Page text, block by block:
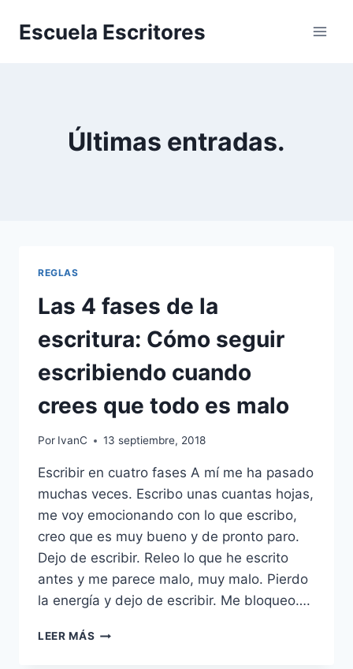
Escuela Escritores
Últimas entradas.
REGLAS
Las 4 fases de la
escritura: Cómo seguir
escribiendo cuando
crees que todo es malo
Por IvanC 13 septiembre, 2018
Escribir en cuatro fases A mí me ha pasado
muchas veces. Escribo unas cuantas hojas,
me voy emocionando con lo que escribo,
creo que es muy bueno y de pronto paro.
Dejo de escribir. Releo lo que he escrito
antes y me parece malo, muy malo. Pierdo
la energía y dejo de escribir. Me bloqueo….
LEER MÁS LAS